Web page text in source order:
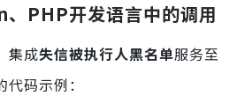
PHP开发语言中的调用
集成失信被执行人黑名单服务至
码示例：